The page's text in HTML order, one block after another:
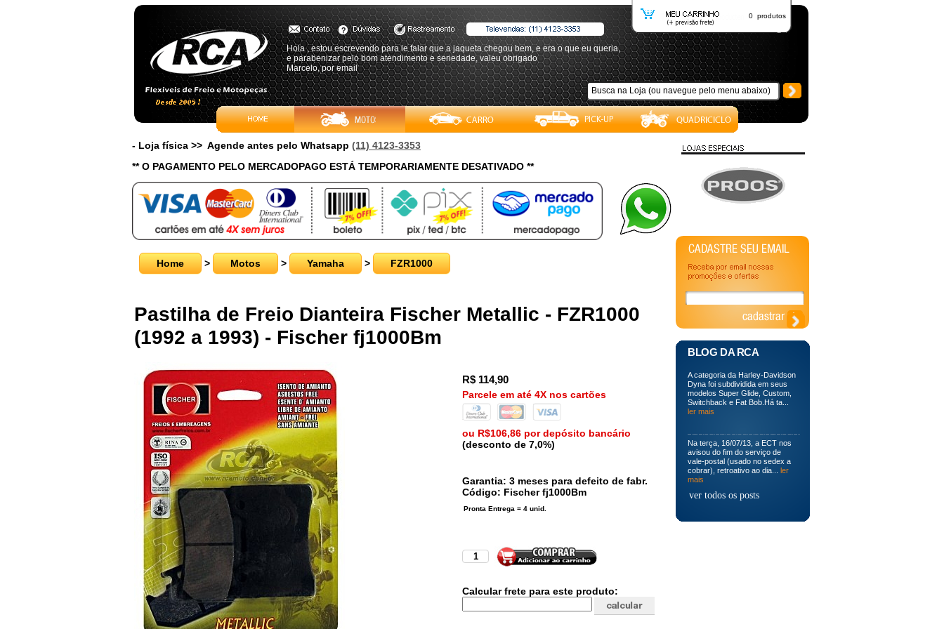
0 produtos
Hola , estou escrevendo para le falar que a jaqueta chegou bem, e era o que eu queria,
e parabenizar pelo bom atendimento e seriedade, valeu obrigado
Marcelo, por email
- Loja física >> Agende antes pelo Whatsapp (11) 4123-3353
** O PAGAMENTO PELO MERCADOPAGO ESTÁ TEMPORARIAMENTE DESATIVADO **
Home > Motos > Yamaha > FZR1000
Pastilha de Freio Dianteira Fischer Metallic - FZR1000
(1992 a 1993) - Fischer fj1000Bm
R$ 114,90
Parcele em até 4X nos cartões
ou R$106,86 por depósito bancário
(desconto de 7,0%)
Garantia: 3 meses para defeito de fabr.
Código: Fischerfj1000Bm
Calcular frete para este produto:
BLOG DA RCA
A categoria da Harley-Davidson
Dyna foi subdividida em seus
modelos Super Glide, Custom,
Switchback e Fat Bob.Há ta...
ler mais
Na terça, 16/07/13, a ECT nos
avisou do fim do serviço de
vale-postal (usado no sedex a
cobrar), retroativo ao dia... ler
mais
ver todos os posts